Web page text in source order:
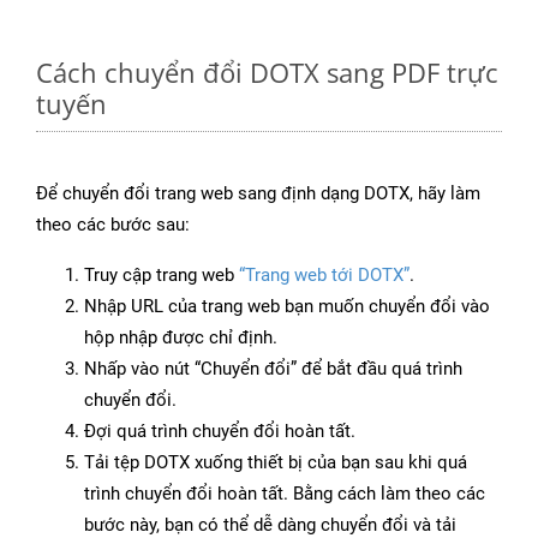
Cách chuyển đổi DOTX sang PDF trực
tuyến
Để chuyển đổi trang web sang định dạng DOTX, hãy làm
theo các bước sau:
Truy cập trang web “Trang web tới DOTX”.
Nhập URL của trang web bạn muốn chuyển đổi vào
hộp nhập được chỉ định.
Nhấp vào nút “Chuyển đổi” để bắt đầu quá trình
chuyển đổi.
Đợi quá trình chuyển đổi hoàn tất.
Tải tệp DOTX xuống thiết bị của bạn sau khi quá
trình chuyển đổi hoàn tất. Bằng cách làm theo các
bước này, bạn có thể dễ dàng chuyển đổi và tải